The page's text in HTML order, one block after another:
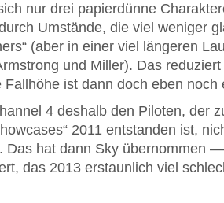
nur drei papierdünne
Umstände, die viel weniger
(aber in einer viel längeren
und Miller). Das
Fallhöhe ist dann doch eben noch
4 deshalb den Piloten, der
2011 entstanden ist,
Das hat dann Sky übernommen
das 2013 erstaunlich viel